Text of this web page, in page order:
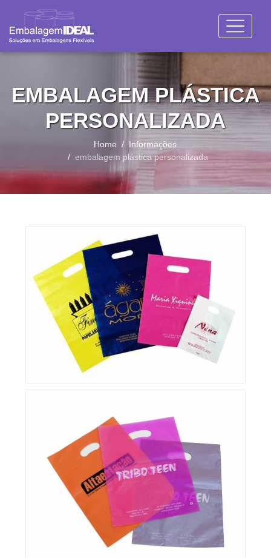
EMBALAGEM PLÁSTICA
PERSONALIZADA
Home
Informações
embalagem plástica personalizada